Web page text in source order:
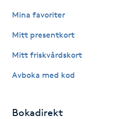
MicroPen
Microshading
Nagelförlängning
Mina favoriter
Mitt presentkort
Mitt friskvårdskort
Avboka med kod
Bokadirekt